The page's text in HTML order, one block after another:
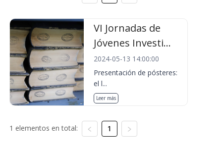
VI Jornadas de
Jóvenes Investi...
2024-05-13 14:00:00
Presentación de pósteres:
el l...
Leer más
1 elementos en total: 1